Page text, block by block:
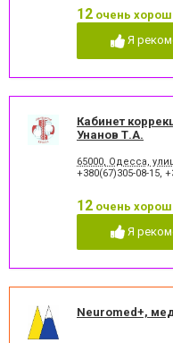
12 очень
Я
Кабинет
Унанов Т.А.
65000, Одесса,
+380(67)305-08-15,
12 очень
Я
Neuromed+,